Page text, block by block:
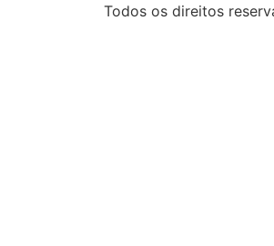
Todos os direitos